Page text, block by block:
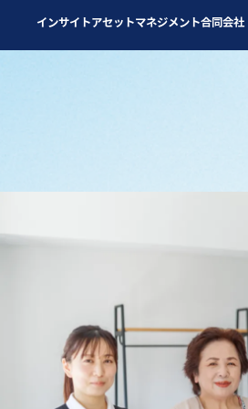
インサイトアセットマネジメント合同会社